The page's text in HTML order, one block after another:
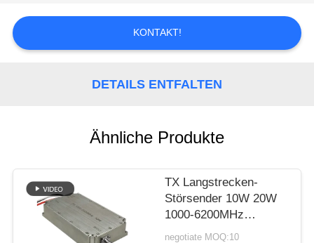
FORDERN
SIE EIN
ZITAT
KONTAKT!
DETAILS ENTFALTEN
Ähnliche Produkte
TX Langstrecken-
Störsender 10W 20W
1000-6200MHz
Breitband-Anti-
negotiate MOQ:10